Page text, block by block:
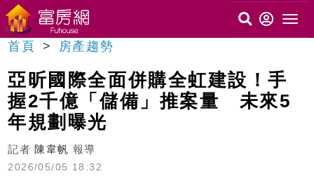
首頁 房產趨勢
亞昕國際全面併購全虹建設！手
握2千億「儲備」推案量 未來5
年規劃曝光
記者 陳韋帆 報導
2026/05/05 18:32